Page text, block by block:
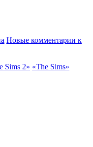
Новые комментарии к
Sims 2» «The Sims»